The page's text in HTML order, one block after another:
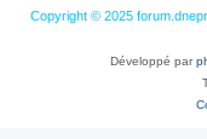
Copyright © 2025
Développé par